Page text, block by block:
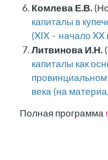
Комлева Е.В.
капиталы в
(XIX – начало XX
Литвинова И.Н.
капиталы как
века (на
Полная программа